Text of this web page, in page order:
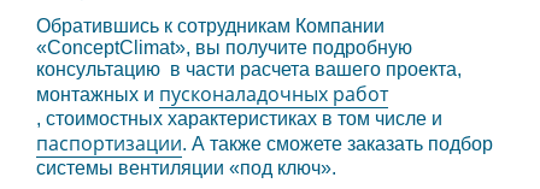
Обратившись к сотрудникам Компании
«ConceptClimat», вы получите подробную
консультацию в части расчета вашего проекта,
монтажных и пусконаладочных работ
, стоимостных характеристиках в том числе и
паспортизации. А также сможете заказать подбор
системы вентиляции «под ключ».